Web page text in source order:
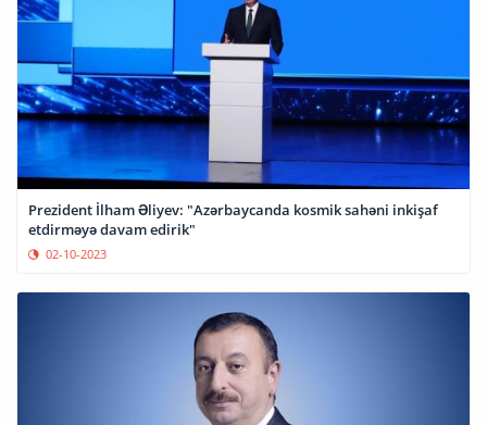
Prezident İlham Əliyev: "Azərbaycanda kosmik sahəni inkişaf
etdirməyə davam edirik"
02-10-2023